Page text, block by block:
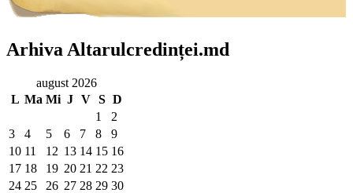
Arhiva Altarulcredinței.md
august 2026
L Ma Mi J V S D
1
2
3
4 5 6 7 8
9
10 11 12 13 14 15 16
17 18 19 20 21 22 23
24 25 26 27 28 29 30